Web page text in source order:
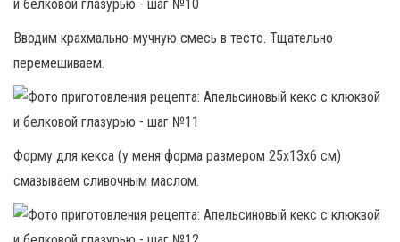
Вводим крахмально-мучную смесь в тесто. Тщательно
перемешиваем.
Форму для кекса (у меня форма размером 25х13х6 см)
смазываем сливочным маслом.